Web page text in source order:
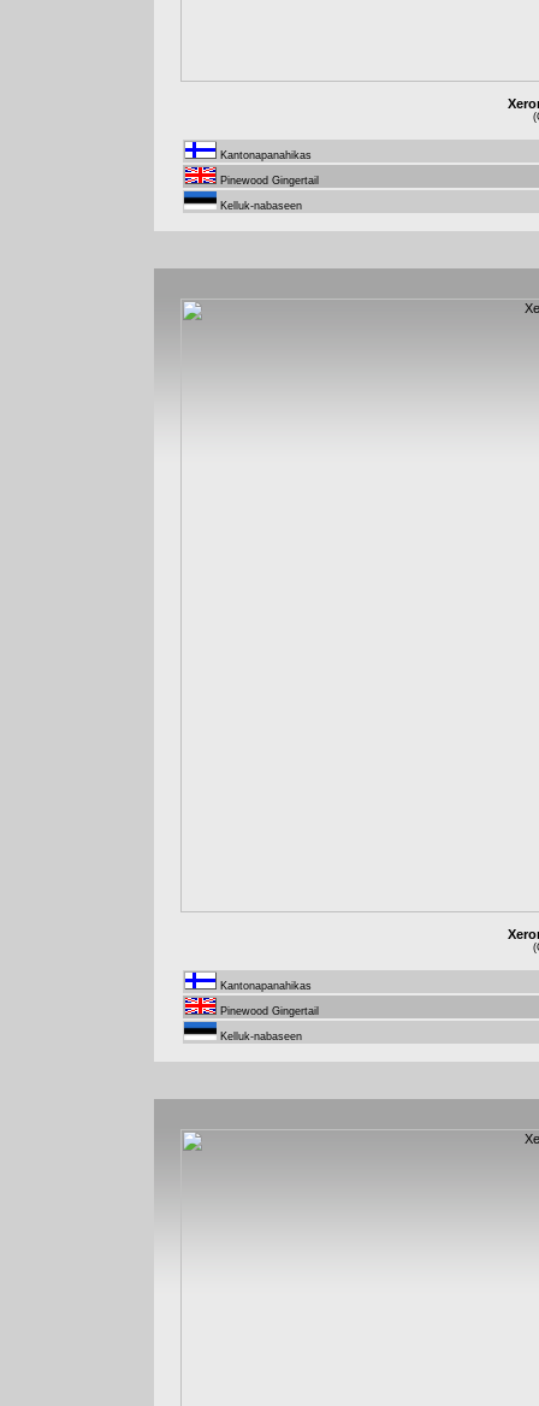
Kantonapanahikas
Pinewood Gingertail
Kelluk-nabaseen
Kantonapanahikas
Pinewood Gingertail
Kelluk-nabaseen